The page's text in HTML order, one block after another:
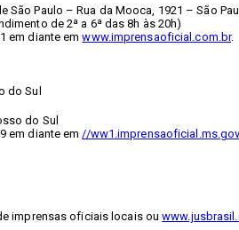
São Paulo – Rua da Mooca, 1921 – São
de 2ª a 6ª das 8h às 20h)
em diante emwww.imprensaoficial.com.br.
do Sul
do Sul
em diante em //
imprensas oficiais locais ou